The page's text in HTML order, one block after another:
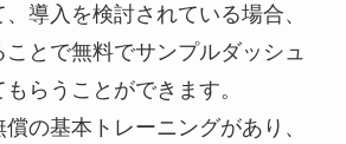
導入を検討されている場合、
とで無料でサンプルダッシュ
らうことができます。
の基本トレーニングがあり、